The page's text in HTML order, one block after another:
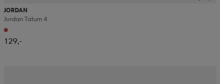
JORDAN
Jordan Tatum 4
129,-